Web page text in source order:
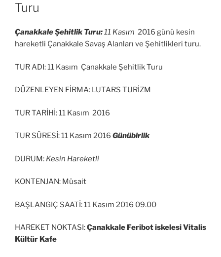
Turu
Çanakkale Şehitlik Turu:11 Kasım 2016 günü kesin
hareketli Çanakkale Savaş Alanları ve Şehitlikleri turu.
TUR ADI: 11 Kasım Çanakkale Şehitlik Turu
DÜZENLEYEN FİRMA: LUTARS TURİZM
TUR TARİHİ: 11 Kasım 2016
TUR SÜRESİ: 11 Kasım 2016 Günübirlik
DURUM: Kesin Hareketli
KONTENJAN: Müsait
BAŞLANGIÇ SAATİ: 11 Kasım 2016 09.00
HAREKET NOKTASI:Çanakkale Feribot iskelesi Vitalis
Kültür Kafe